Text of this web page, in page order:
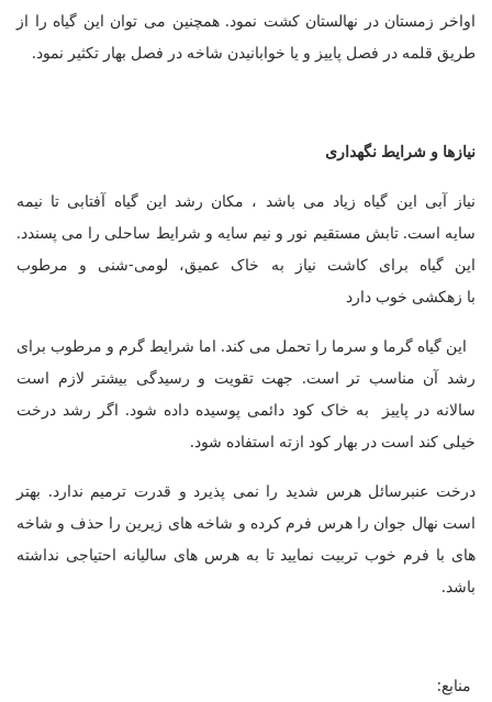
اواخر زمستان در نهالستان کشت نمود. همچنین می توان این گیاه را از
طریق قلمه در فصل پاییز و یا خوابانیدن شاخه در فصل بهار تکثیر نمود.
نیازها و شرایط نگهداری
نیاز آبی این گیاه زیاد می باشد ، مکان رشد این گیاه آفتابی تا نیمه
سایه است. تابش مستقیم نور و نیم سایه و شرایط ساحلی را می پسندد.
این گیاه برای کاشت نیاز به خاک عمیق، لومی-شنی و مرطوب
با زهکشی خوب دارد
این گیاه گرما و سرما را تحمل می کند. اما شرایط گرم و مرطوب برای
رشد آن مناسب تر است. جهت تقویت و رسیدگی بیشتر لازم است
سالانه در پاییز به خاک کود دائمی پوسیده داده شود. اگر رشد درخت
خیلی کند است در بهار کود ازته استفاده شود.
درخت عنبرسائل هرس شدید را نمی پذیرد و قدرت ترمیم ندارد. بهتر
است نهال جوان را هرس فرم کرده و شاخه های زیرین را حذف و شاخه
های با فرم خوب تربیت نمایید تا به هرس های سالیانه احتیاجی نداشته
باشد.
منابع: